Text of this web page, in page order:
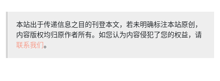
本站出于传递信息之目的刊登本文，若未明确标注本站原创，
内容版权均归原作者所有。如您认为内容侵犯了您的权益，请
联系我们。